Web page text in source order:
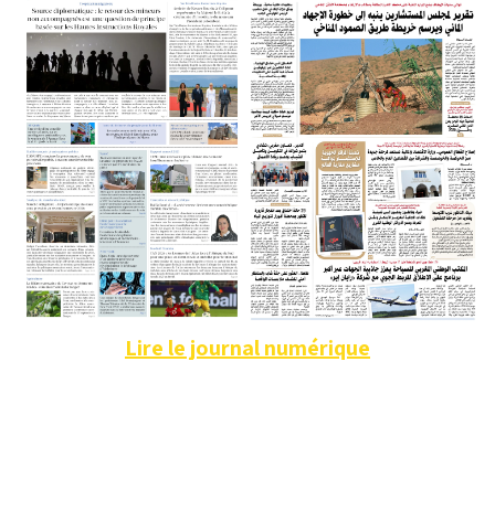
Lire le journal numérique